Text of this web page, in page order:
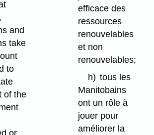
and
take
to
of the
or
efficace des
ressources
renouvelables
et non
renouvelables;
h) tous les
Manitobains
ont un rôle à
jouer pour
améliorer la